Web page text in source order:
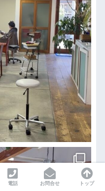
電話
お問合せ トップ